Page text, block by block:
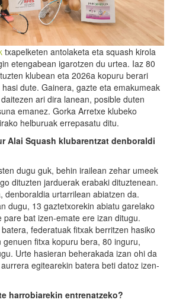
txapelketen antolaketa eta squash kirola
etengabean igarotzen du urtea. Iaz 80
klubean eta 2026a kopuru berari
dute. Gainera, gazte eta emakumeak
ari dira lanean, posible duten
emanez. Gorka Arretxe klubeko
helburuak errepasatu ditu.
Alai Squash klubarentzat denboraldi
dugu guk, behin irailean zehar umeek
dituzten jarduerak erabaki dituztenean.
denboraldia urtarrilean abiatzen da.
dugu, 13 gaztetxorekin abiatu garelako
bat izen-emate ere izan ditugu.
federatuak fitxak berritzen hasiko
fitxa kopuru bera, 80 inguru,
Urte hasieran beherakada izan ohi da
egitearekin batera beti datoz izen-
harrobiarekin entrenatzeko?